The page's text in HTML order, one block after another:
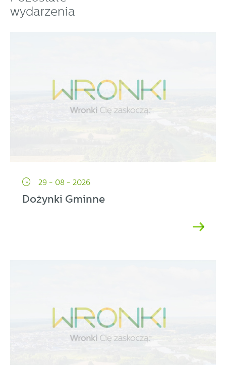
wydarzenia
29 - 08 - 2026
Dożynki Gminne
partnerami oraz innych dostawców usług. Firmy te działają
w charakterze pośredników prezentujących nasze treści w